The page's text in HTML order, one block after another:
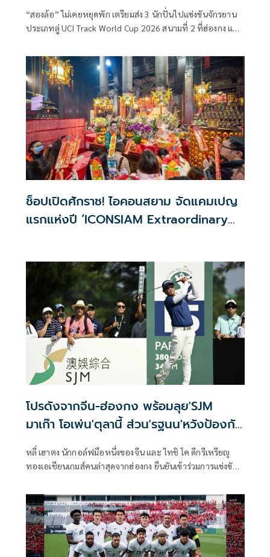
“สองล้อ” ไม่เคยหยุดพัก เตรียมส่ง 3 นักปั่นไปแข่งขันจักรยาน
ประเภทลู่ UCI Track World Cup 2026 สนามที่ 2 ที่ฮ่องกง และ
สู่การแข่งขันจักรยานประเภทลู่ชิงแชมป์โลก UCI Track World
Championships 2026 ที่นครเซี่ยงไฮ้ ประเทศจีน ในเดือน
ตุลาคม และโอลิมปิกเกมส์ 2028 ที่นครลอสแอนเจลิส ประเทศ
สหรัฐอเมริกา
ช็อปเปิดศักราช! ไอคอนสยาม จัดแคมเปญ
แรกแห่งปี ‘ICONSIAM Extraordinary
โปรดังจากจีน-ฮ่องกง พร้อมลุย'SJM
มาเก๊า โอเพ่น'ตุลานี้ ส่วน'รฐนน'หวังป้องกัน
แชมป์
หลี่ เฮาตง นักกอล์ฟมือหนึ่งของจีน และ ไทชิ โค ดีกรีเหรียญ
ทองเอเชียนเกมส์คนล่าสุดจากฮ่องกง ยืนยันเข้าร่วมการแข่งขัน
แอนด์ คันทรีคลับ ขณะที่จาง เหลียงเหว่ย ตำนานโปรกอล์ฟชาว
จีนลุ้นทำสถิติเป็นนักกอล์ฟคนแรกที่คว้าแชมป์สมัยที่ 3 ส่วน
รฐนน วรรณศรีจันทร์ ซึ่งเพิ่งจบรองแชมป์ที่ไต้หวันเมื่อวัน
อาทิตย์ หวังรักษาฟอร์มดี ลงป้องกันตำแหน่งในเดือนตุลาคมนี้